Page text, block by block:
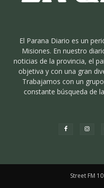
El Parana Diario es un
Misiones. En nuestro
noticias de la provincia, el
objetiva y con una gran
Trabajamos con un
constante búsqueda de
Street FM